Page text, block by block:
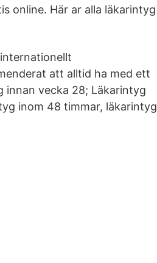
online. Här ar alla läkarintyg
att alltid ha med ett
innan vecka 28; Läkarintyg
inom 48 timmar, läkarintyg